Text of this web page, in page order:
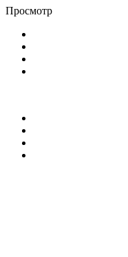
Просмотр